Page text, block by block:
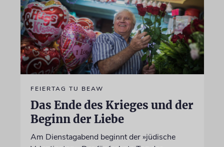
FEIERTAG TU BEAW
Das Ende des Krieges und der
Beginn der Liebe
Am Dienstagabend beginnt der »jüdische